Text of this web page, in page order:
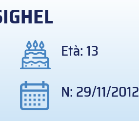
Età: 13
N: 29/11/2012